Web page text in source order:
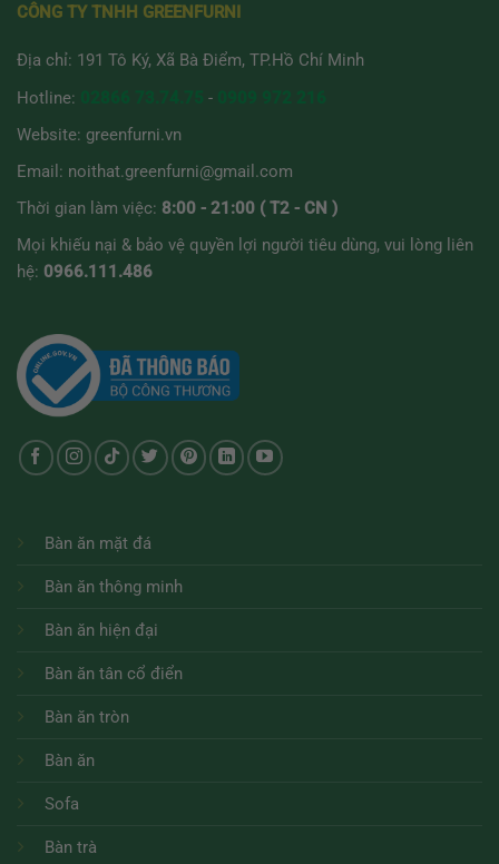
CÔNG TY TNHH GREENFURNI
Địa chỉ: 191 Tô Ký, Xã Bà Điểm, TP.Hồ Chí Minh
Hotline:
-
Website: greenfurni.vn
Email: noithat.greenfurni@gmail.com
Thời gian làm việc: 8:00 - 21:00 ( T2 - CN )
Mọi khiếu nại & bảo vệ quyền lợi người tiêu dùng, vui lòng liên
hệ: 0966.111.486
Bàn ăn mặt đá
Bàn ăn thông minh
Bàn ăn hiện đại
Bàn ăn tân cổ điển
Bàn ăn tròn
Bàn ăn
Sofa
Bàn trà